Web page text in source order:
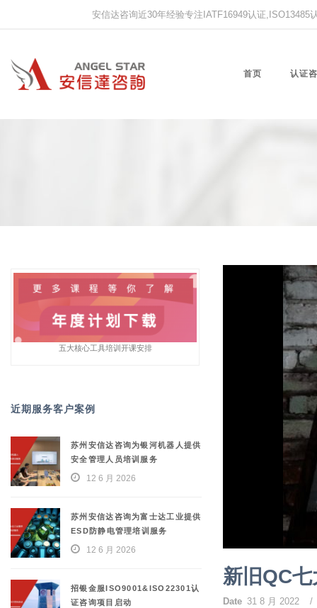
安信达咨询近30年经验专注IATF16949认证
首页 认证
新旧QC
Date 31 8 月 2022 /
五大核心工具培训开课安排
近期服务客户案例
苏州安信达咨询为银河机器人提供
安全管理人员培训服务
12 6 月 2026
苏州安信达咨询为富士达工业提供
ESD防静电管理培训服务
12 6 月 2026
招银金服ISO9001&ISO22301认
证咨询项目启动